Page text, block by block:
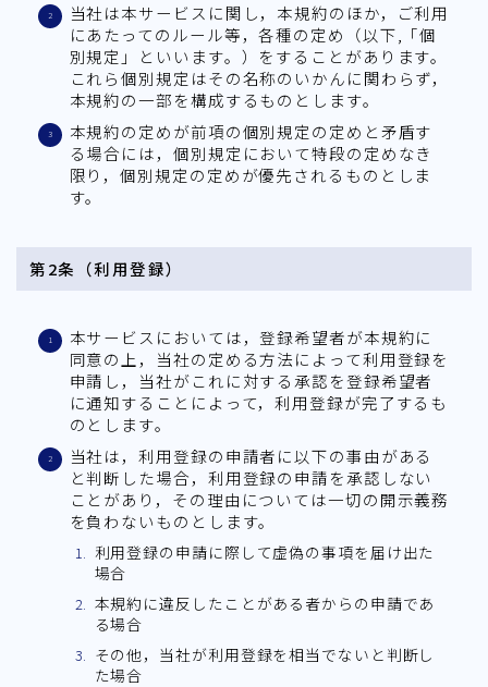
当社は本サービスに関し，本規約のほか，ご利用
にあたってのルール等，各種の定め（以下,「個
別規定」といいます。）をすることがあります。
これら個別規定はその名称のいかんに関わらず，
本規約の一部を構成するものとします。
本規約の定めが前項の個別規定の定めと矛盾す
る場合には，個別規定において特段の定めなき
限り，個別規定の定めが優先されるものとしま
す。
第2条（利用登録）
本サービスにおいては，登録希望者が本規約に
同意の上，当社の定める方法によって利用登録を
申請し，当社がこれに対する承認を登録希望者
に通知することによって，利用登録が完了するも
のとします。
当社は，利用登録の申請者に以下の事由がある
と判断した場合，利用登録の申請を承認しない
ことがあり，その理由については一切の開示義務
を負わないものとします。
利用登録の申請に際して虚偽の事項を届け出た
場合
本規約に違反したことがある者からの申請であ
る場合
その他，当社が利用登録を相当でないと判断し
た場合